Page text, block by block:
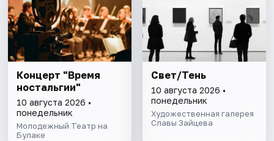
Концерт "Время
ностальгии"
10 августа 2026 •
понедельник
Молодежный Театр на
Булаке
Свет/Тень
10 августа 2026 •
понедельник
Художественная галерея
Славы Зайцева